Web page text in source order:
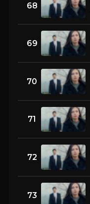
68
69
70
71
72
73